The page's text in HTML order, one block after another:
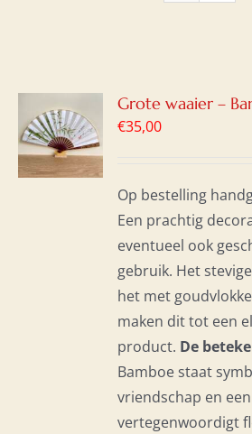
Grote waaier –
€35,00
Op bestelling
Een prachtig
eventueel ook
gebruik. Het
het met
maken dit tot een
product. De
Bamboe staat
vriendschap en
vertegenwoordigt